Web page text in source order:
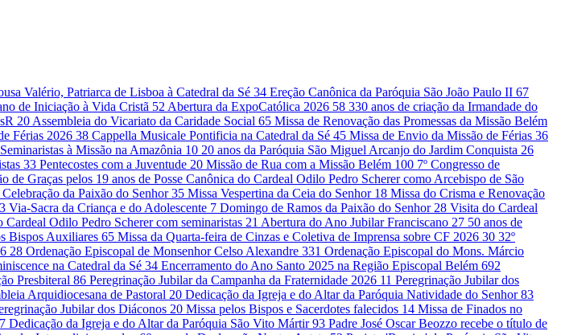
Valério, Patriarca de Lisboa à Catedral da Sé 34 Ereção Canônica da Paróquia São João Paulo II 67
de Iniciação à Vida Cristã 52 Abertura da ExpoCatólica 2026 58 330 anos de criação da Irmandade do
20 Assembleia do Vicariato da Caridade Social 65 Missa de Renovação das Promessas da Missão Belém
Férias 2026 38 Cappella Musicale Pontificia na Catedral da Sé 45 Missa de Envio da Missão de Férias 36
à Missão na Amazônia 10 20 anos da Paróquia São Miguel Arcanjo do Jardim Conquista 26
33 Pentecostes com a Juventude 20 Missão de Rua com a Missão Belém 100 7º Congresso de
de Graças pelos 19 anos de Posse Canônica do Cardeal Odilo Pedro Scherer como Arcebispo de São
Celebração da Paixão do Senhor35 Missa Vespertina da Ceia do Senhor 18 Missa do Crisma e Renovação
Via-Sacra da Criança e do Adolescente 7 Domingo de Ramos da Paixão do Senhor 28 Visita do Cardeal
Cardeal Odilo Pedro Scherer com seminaristas 21 Abertura do Ano Jubilar Franciscano 27 50 anos de
Bispos Auxiliares 65 Missa da Quarta-feira de Cinzas e Coletiva de Imprensa sobre CF 2026 30 32º
28 Ordenação Episcopal de Monsenhor Celso Alexandre 331 Ordenação Episcopal do Mons. Márcio
na Catedral da Sé 34 Encerramento do Ano Santo 2025 na Região Episcopal Belém 692
Presbiteral 86 Peregrinação Jubilar da Campanha da Fraternidade 2026 11 Peregrinação Jubilar dos
Arquidiocesana de Pastoral 20 Dedicação da Igreja e do Altar da Paróquia Natividade do Senhor83
Jubilar dos Diáconos 20 Missa pelos Bispos e Sacerdotes falecidos 14 Missa de Finados no
Dedicação da Igreja e do Altar da Paróquia São Vito Mártir93 Padre José Oscar Beozzo recebe o título de